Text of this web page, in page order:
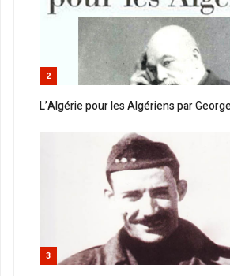
2
L’Algérie pour les Algériens par
3